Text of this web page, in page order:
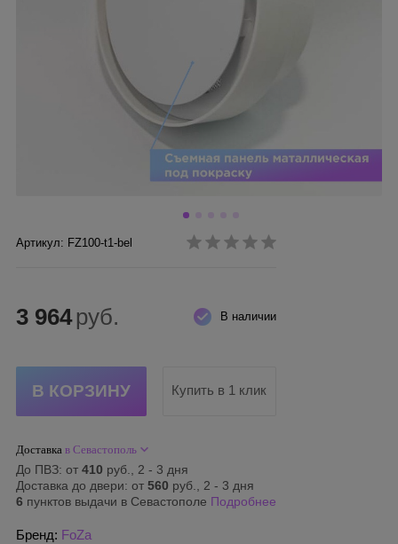
Артикул: FZ100-t1-bel
В наличии
3 964 руб.
Купить в 1 клик
Доставка в Севастополь
До ПВЗ: от 410 руб., 2 - 3 дня
Доставка до двери: от 560 руб., 2 - 3 дня
6 пунктов выдачи в Севастополе Подробнее
Бренд: FoZa